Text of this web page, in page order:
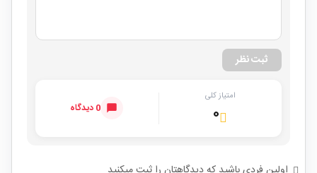
ثبت نظر
امتیاز کلی
۰ 0 دیدگاه